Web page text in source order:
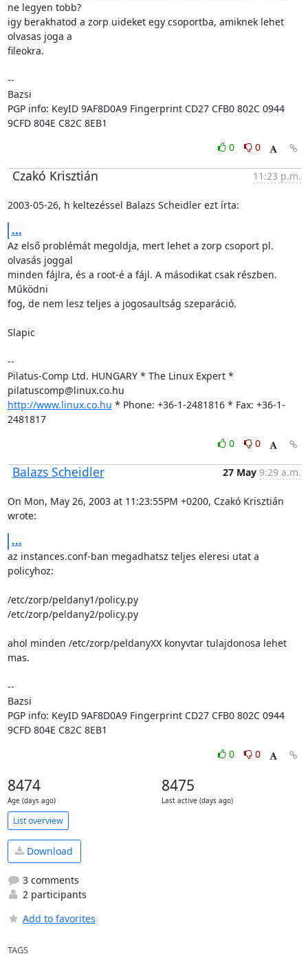
ne legyen tobb?
igy berakhatod a zorp uideket egy csoportba, amiknek lehet
olvasas joga a
fileokra.
--
Bazsi
PGP info: KeyID 9AF8D0A9 Fingerprint CD27 CFB0 802C 0944
9CFD 804E C82C 8EB1
0
0
Czakó Krisztián 11:23 p.m.
2003-05-26, h keltezéssel Balazs Scheidler ezt írta:
...
Az első problémát megoldja, mert lehet a zorp csoport pl.
olvasás joggal
minden fájlra, és a root-é a fájl. A másodikat csak részben.
Működni
fog, de nem lesz teljes a jogosaultság szeparáció.
Slapic
--
Pilatus-Comp Ltd. HUNGARY * The Linux Expert *
http://www.linux.co.hu * Phone: +36-1-2481816 * Fax: +36-1-
2481817
0
0
Balazs Scheidler 27 May 9:29 a.m.
On Mon, May 26, 2003 at 11:23:55PM +0200, Czakó Krisztián
wrote:
...
az instances.conf-ban megadhatsz teljes eleresi utat a
policyhoz:
/etc/zorp/peldany1/policy.py
/etc/zorp/peldany2/policy.py
ahol minden /etc/zorp/peldanyXX konyvtar tulajdonosa lehet
mas.
--
Bazsi
PGP info: KeyID 9AF8D0A9 Fingerprint CD27 CFB0 802C 0944
9CFD 804E C82C 8EB1
0
0
8474
Age (days ago)
8475
Last active (days ago)
List overview
Download
3 comments
2 participants
Add to favorites
TAGS